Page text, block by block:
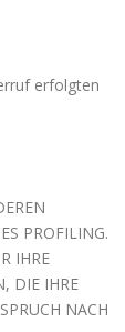
erfolgten
PROFILING.
IHRE
DIE IHRE
NACH